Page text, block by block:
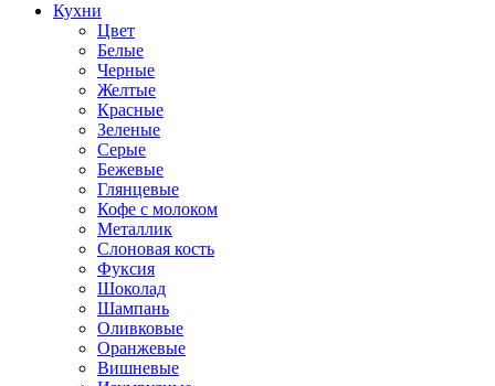
Кухни
Цвет
Белые
Черные
Желтые
Красные
Зеленые
Серые
Бежевые
Глянцевые
Кофе с молоком
Металлик
Слоновая кость
Фуксия
Шоколад
Шампань
Оливковые
Оранжевые
Вишневые